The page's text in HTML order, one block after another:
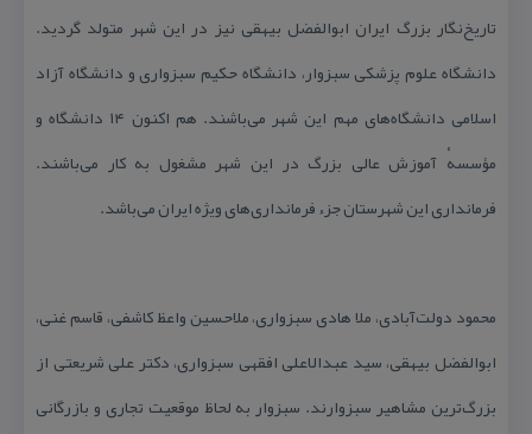
تاریخ‌نگار بزرگ ایران ابوالفضل بیهقی نیز در این شهر متولد گردید.
دانشگاه علوم پزشكی سبزوار، دانشگاه حكیم سبزواری و دانشگاه آزاد
اسلامی دانشگاه‌های مهم این شهر می‌باشند. هم اكنون ۱۴ دانشگاه و
مؤسسهٔ آموزش عالی بزرگ در این شهر مشغول به كار می‌باشند.
فرمانداری این شهرستان جزء فرمانداری‌های ویژه ایران می‌باشد.
محمود دولت‌آبادی، ملا هادی سبزواری، ملاحسین واعظ كاشفی، قاسم غنی،
ابوالفضل بیهقی، سید عبدالاعلی افقهی سبزواری، دكتر علی شریعتی از
بزرگ‌ترین مشاهیر سبزوارند. سبزوار به لحاظ موقعیت تجاری و بازرگانی